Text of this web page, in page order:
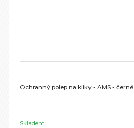
Ochranný polep na kliky - AMS - černé
Skladem